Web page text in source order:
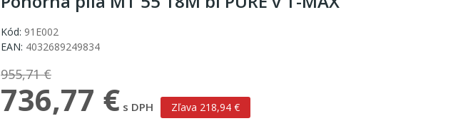
Kód: 91E002
EAN: 4032689249834
955,71 €
736,77 € s DPH Zľava 218,94 €